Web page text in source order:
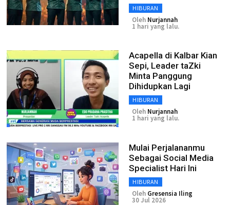
HIBURAN
Oleh Nurjannah
1 hari yang lalu.
Acapella di Kalbar Kian
Sepi, Leader taZki
Minta Panggung
Dihidupkan Lagi
HIBURAN
Oleh Nurjannah
1 hari yang lalu.
Mulai Perjalananmu
Sebagai Social Media
Specialist Hari Ini
HIBURAN
Oleh Gresensia Iling
30 Jul 2026